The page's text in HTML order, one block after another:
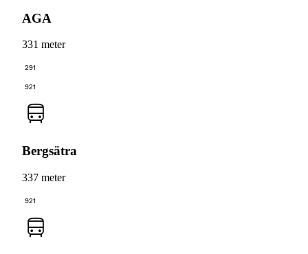
AGA
331 meter
291
921
Bergsätra
337 meter
921